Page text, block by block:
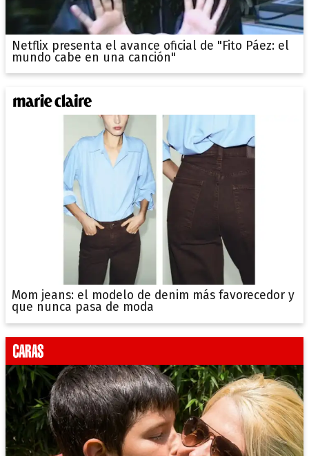
Netflix presenta el avance oficial de "Fito Páez: el
mundo cabe en una canción"
Mom jeans: el modelo de denim más favorecedor y
que nunca pasa de moda